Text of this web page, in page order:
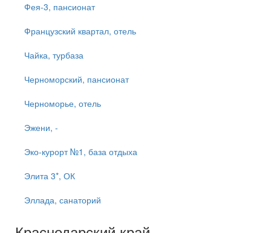
Фея-3, пансионат
Французский квартал, отель
Чайка, турбаза
Черноморский, пансионат
Черноморье, отель
Эжени, -
Эко-курорт №1, база отдыха
Элита 3*, ОК
Эллада, санаторий